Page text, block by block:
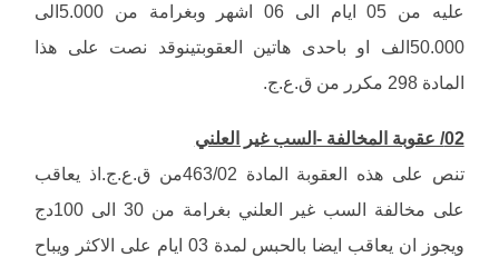
عليه من 05 ايام الى 06 اشهر وبغرامة من 5.000الى
50.000الف او باحدى هاتين العقوبتينوقد نصت على هذا
المادة 298 مكرر من ق.ع.ج.
02/ عقوبة المخالفة -السب غير العلني
تنص على هذه العقوبة المادة 463/02من ق.ع.ج.اذ يعاقب
على مخالفة السب غير العلني بغرامة من 30 الى 100دج
ويجوز ان يعاقب ايضا بالحبس لمدة 03 ايام على الاكثر ويباح